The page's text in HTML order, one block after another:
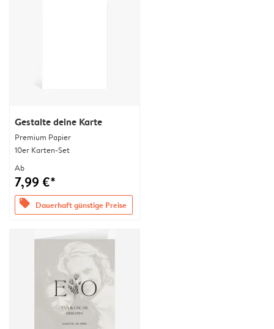
Gestalte deine Karte
Premium Papier
10er Karten-Set
Ab
7,99 €*
offers Dauerhaft günstige Preise